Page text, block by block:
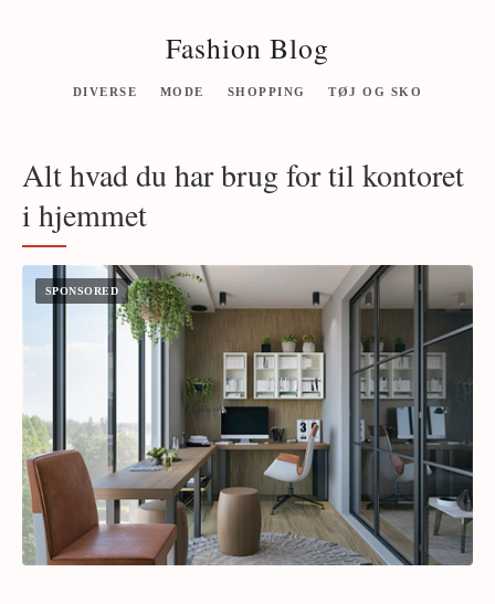
Fashion Blog
DIVERSE MODE SHOPPING TØJ OG SKO
Alt hvad du har brug for til kontoret
i hjemmet